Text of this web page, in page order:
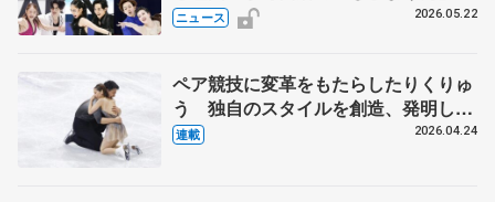
実力者が相次いで参戦 国内の競争激
ニュース 2026.05.22
ペア競技に変革をもたらしたりくりゅ
う 独自のスタイルを創造、発明した
【引退発表後②】
連載 2026.04.24